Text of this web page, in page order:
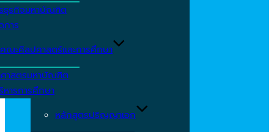
ธุรกิจมหาบัณฑิต
การ
คณะศิลปศาสตร์และการศึกษา
าสตรมหาบัณฑิต
หารการศึกษา
หลักสูตรปริญญาเอก